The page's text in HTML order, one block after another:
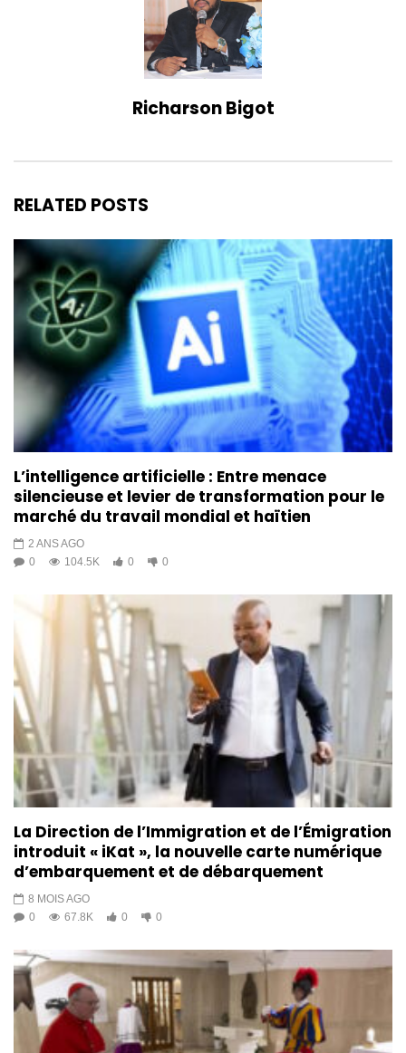
Richarson Bigot
RELATED POSTS
L’intelligence artificielle : Entre menace
silencieuse et levier de transformation pour le
marché du travail mondial et haïtien
2 ANS AGO
0
104.5K 0 0
La Direction de l’Immigration et de l’Émigration
introduit « iKat », la nouvelle carte numérique
d’embarquement et de débarquement
8 MOIS AGO
0
67.8K 0 0